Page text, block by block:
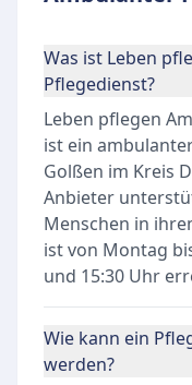
Was ist Leben
Pflegedienst?
Leben pflegen
ist ein
Golßen im Kreis
Anbieter
Menschen in
ist von Montag
und 15:30 Uhr
Wie kann ein
werden?